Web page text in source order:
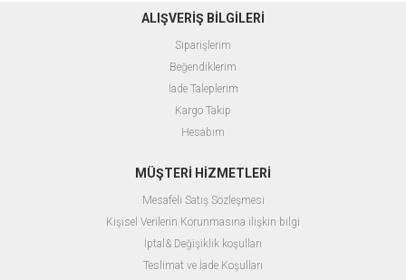
ALIŞVERİŞ BİLGİLERİ
Siparişlerim
Beğendiklerim
İade Taleplerim
Kargo Takip
Hesabım
MÜŞTERİ HİZMETLERİ
Mesafeli Satış Sözleşmesi
Kişisel Verilerin Korunmasına ilişkin bilgi
İptal& Değişiklik koşulları
Teslimat ve İade Koşulları